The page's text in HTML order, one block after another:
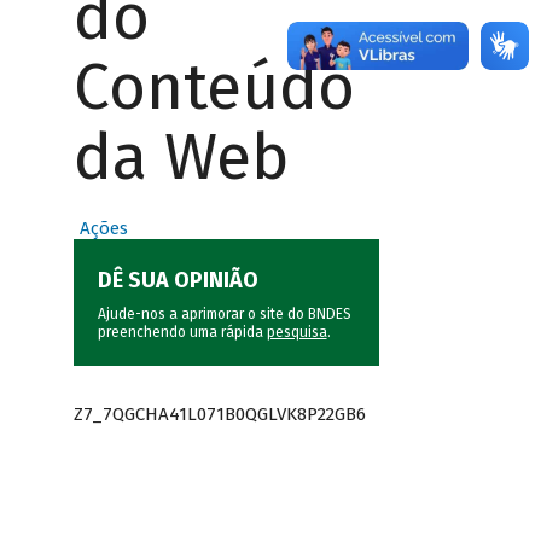
do
Conteúdo
da Web
Ações
DÊ SUA OPINIÃO
Ajude-nos a aprimorar o site do BNDES
preenchendo uma rápida pesquisa.
Z7_7QGCHA41L071B0QGLVK8P22GB6